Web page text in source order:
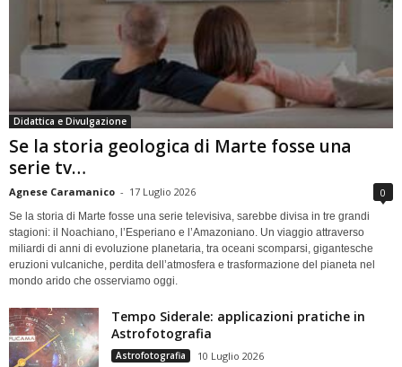
Didattica e Divulgazione
Se la storia geologica di Marte fosse una
serie tv…
Agnese Caramanico - 17 Luglio 2026 0
Se la storia di Marte fosse una serie televisiva, sarebbe divisa in tre grandi
stagioni: il Noachiano, l’Esperiano e l’Amazoniano. Un viaggio attraverso
miliardi di anni di evoluzione planetaria, tra oceani scomparsi, gigantesche
eruzioni vulcaniche, perdita dell’atmosfera e trasformazione del pianeta nel
mondo arido che osserviamo oggi.
Tempo Siderale: applicazioni pratiche in
Astrofotografia
Astrofotografia 10 Luglio 2026